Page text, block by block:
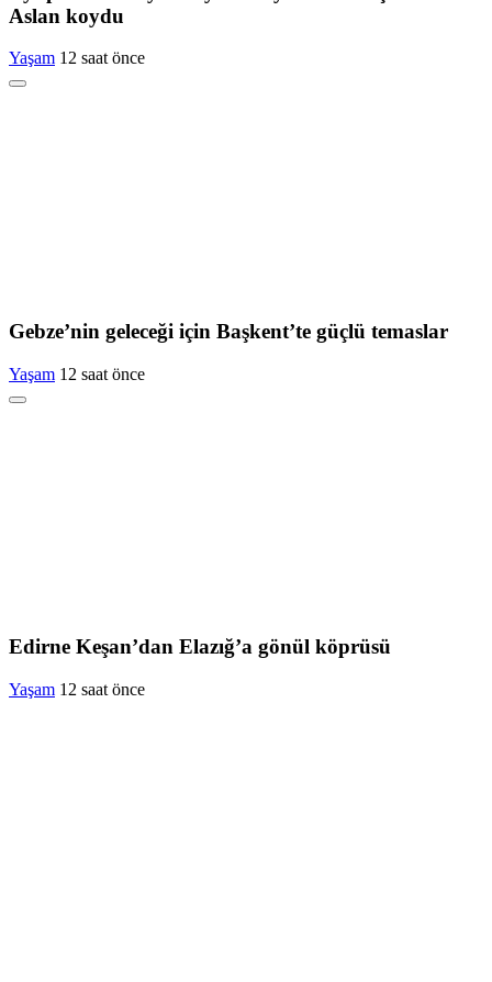
Aslan koydu
Yaşam 12 saat önce
Gebze’nin geleceği için Başkent’te güçlü temaslar
Yaşam 12 saat önce
Edirne Keşan’dan Elazığ’a gönül köprüsü
Yaşam 12 saat önce